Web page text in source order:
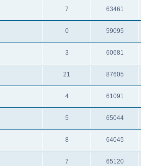
7 63461
0 59095
3 60681
21 87605
4 61091
5 65044
8 64045
7 65120